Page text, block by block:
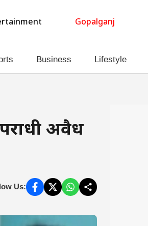
Gopalganj
Business Lifestyle
अवैध
Us: